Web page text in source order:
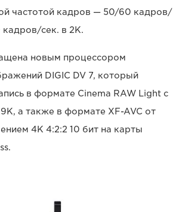
частотой кадров — 50/60 кадров/
кадров/сек. в 2K.
новым процессором
DIGIC DV 7, который
в формате Cinema RAW Light с
а также в формате XF-AVC от
4K 4:2:2 10 бит на карты